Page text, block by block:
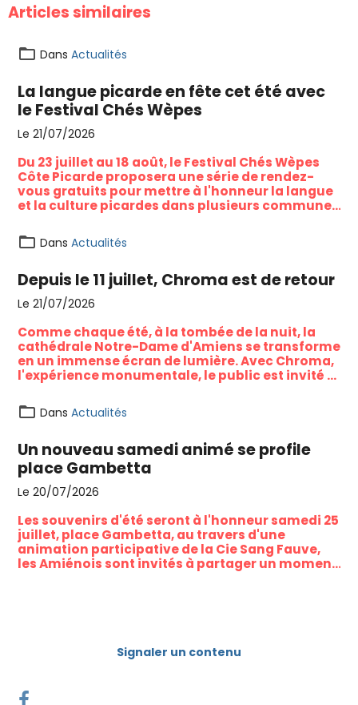
Articles similaires
Dans Actualités
La langue picarde en fête cet été avec
le Festival Chés Wèpes
Le 21/07/2026
Du 23 juillet au 18 août, le Festival Chés Wèpes
Côte Picarde proposera une série de rendez-
vous gratuits pour mettre à l'honneur la langue
et la culture picardes dans plusieurs communes
Dans Actualités
Depuis le 11 juillet, Chroma est de retour
Le 21/07/2026
Comme chaque été, à la tombée de la nuit, la
cathédrale Notre-Dame d'Amiens se transforme
en un immense écran de lumière. Avec Chroma,
l'expérience monumentale, le public est invité à
patrimoine amiénois à travers un spectacle
gratuit mêlant histoire, couleurs et projections
Dans Actualités
Un nouveau samedi animé se profile
place Gambetta
Le 20/07/2026
Les souvenirs d'été seront à l'honneur samedi 25
juillet, place Gambetta, au travers d'une
animation participative de la Cie Sang Fauve,
les Amiénois sont invités à partager un moment
Signaler un contenu